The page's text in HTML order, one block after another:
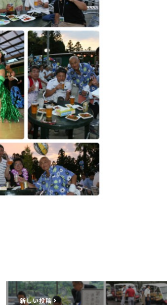
新しい投稿